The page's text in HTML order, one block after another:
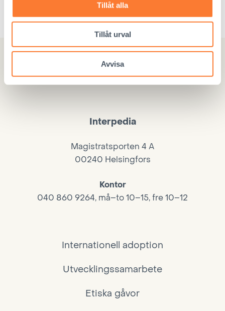
Tillåt alla
Tillåt urval
Avvisa
Interpedia
Magistratsporten 4 A
00240 Helsingfors
Kontor
040 860 9264, må–to 10–15, fre 10–12
Internationell adoption
Utvecklingssamarbete
Etiska gåvor